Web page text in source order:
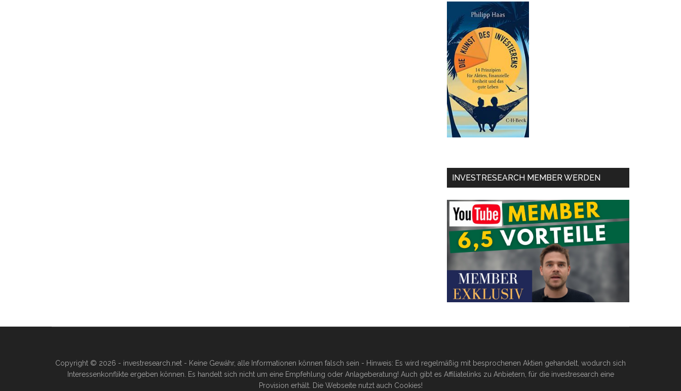
INVESTRESEARCH MEMBER WERDEN
Copyright © 2026 - investresearch.net - Keine Gewähr, alle Informationen können falsch sein - Hinweis: Es wird regelmäßig mit besprochenen Aktien gehandelt, wodurch sich
Interessenkonflikte ergeben können. Es handelt sich nicht um eine Empfehlung oder Anlageberatung! Auch gibt es Affiliatelinks zu Anbietern, für die investresearch eine
Provision erhält. Die Webseite nutzt auch Cookies!